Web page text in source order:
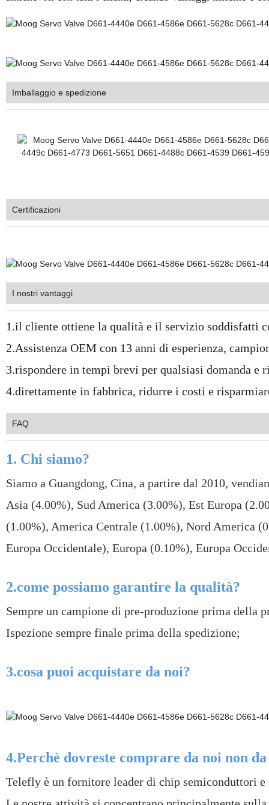
Imballaggio e spedizione
Certificazioni
I nostri vantaggi
1.il cliente ottiene la qualità e il servizio soddisfatti
2.Assistenza OEM con 13 anni di esperienza,
3.rispondere in tempi brevi per qualsiasi domanda e
4.direttamente in fabbrica, ridurre i costi e
FAQ
1. Chi siamo?
Siamo a Guangdong, Cina, a partire dal 2010,
Asia (4.00%), Sud America (3.00%), Est Europa
(1.00%), America Centrale (1.00%), Nord America
Europa Occidentale), Europa (0.10%), Europa
2.come possiamo garantire la qualità?
Sempre un campione di pre-produzione prima della
Ispezione sempre finale prima della spedizione;
3.cosa puoi acquistare da noi?
4.Perchè dovreste comprare da noi non
Telefly è un fornitore leader di chip semiconduttori